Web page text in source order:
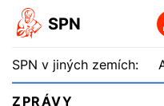
SPN
SPN v jiných zemích:
ZPRÁVY